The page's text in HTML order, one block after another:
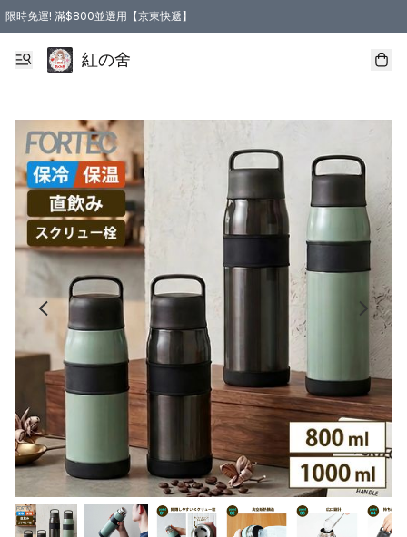
限時免運! 滿$800並選用【京東快遞】
紅の舍